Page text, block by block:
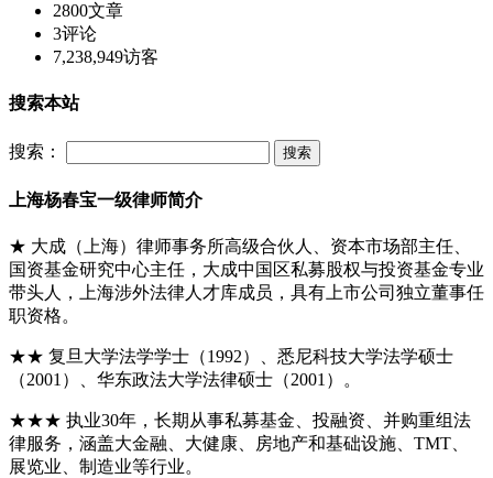
2800文章
3评论
7,238,949访客
搜索本站
搜索：
上海杨春宝一级律师简介
★ 大成（上海）律师事务所高级合伙人、资本市场部主任、
国资基金研究中心主任，大成中国区私募股权与投资基金专业
带头人，上海涉外法律人才库成员，具有上市公司独立董事任
职资格。
★★ 复旦大学法学学士（1992）、悉尼科技大学法学硕士
（2001）、华东政法大学法律硕士（2001）。
★★★ 执业30年，长期从事私募基金、投融资、并购重组法
律服务，涵盖大金融、大健康、房地产和基础设施、TMT、
展览业、制造业等行业。